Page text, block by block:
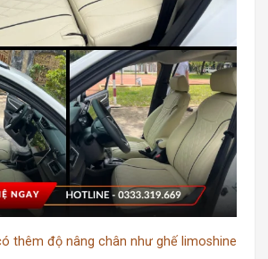
thêm độ nâng chân như ghế limoshine